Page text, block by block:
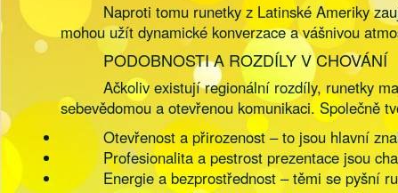
Naproti tomu runetky z Latinské Ameriky
mohou užít dynamické konverzace a vášnivou
PODOBNOSTI A ROZDÍLY V CHOVÁNÍ
Ačkoliv existují regionální rozdíly, runetky
sebevědomou a otevřenou komunikaci. Společně
Otevřenost a přirozenost – to jsou hlavní
Profesionalita a pestrost prezentace jsou
Energie a bezprostřednost – těmi se pyšní